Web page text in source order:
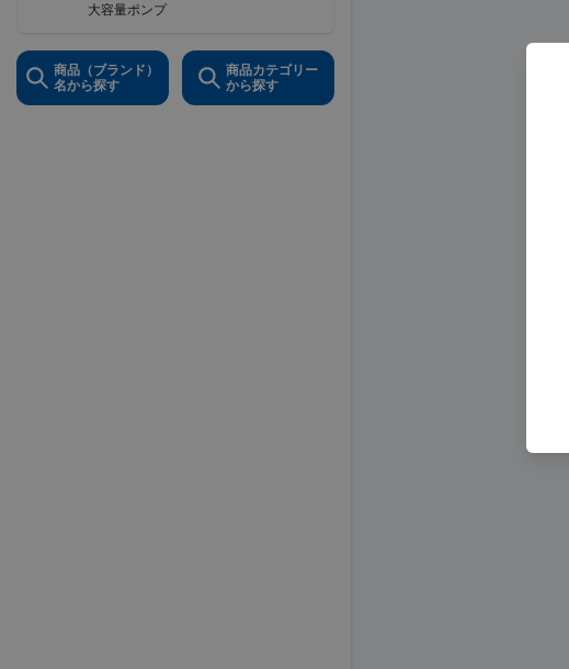
大容量ポンプ
商品（ブランド）
名から探す
商品カテゴリー
から探す